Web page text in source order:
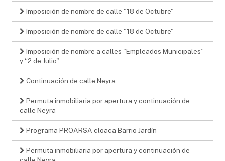
Imposición de nombre de calle "18 de Octubre"
Imposición de nombre de calle "18 de Octubre"
Imposición de nombre a calles "Empleados Municipales”
y “2 de Julio"
Continuación de calle Neyra
Permuta inmobiliaria por apertura y continuación de
calle Neyra
Programa PROARSA cloaca Barrio Jardín
Permuta inmobiliaria por apertura y continuación de